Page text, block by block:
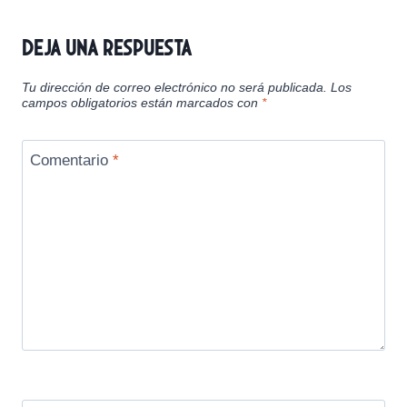
Deja una respuesta
Tu dirección de correo electrónico no será publicada. Los
campos obligatorios están marcados con *
Comentario *